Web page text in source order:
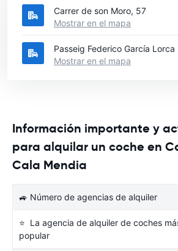
Carrer de son Moro, 57
Mostrar en el mapa
Passeig Federico García Lorca
Mostrar en el mapa
Información importante y
para alquilar un coche en
Cala Mendia
🚙 Número de agencias de alquiler
⭐ La agencia de alquiler de coches
popular